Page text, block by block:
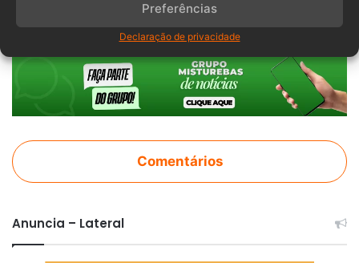
Preferências
Declaração de privacidade
Comentários
Anuncia – Lateral